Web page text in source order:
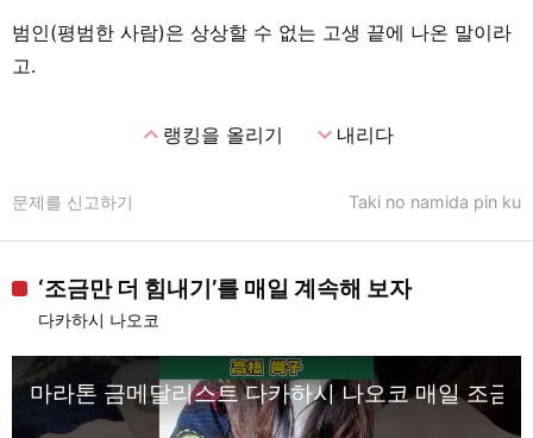
범인(평범한 사람)은 상상할 수 없는 고생 끝에 나온 말이라
고.
expand_less랭킹을 올리기 expand_more내리다
Taki no namida pin ku
문제를 신고하기
‘조금만 더 힘내기’를 매일 계속해 보자
다카하시 나오코
마라톤 금메달리스트 다카하시 나오코 매일 조금